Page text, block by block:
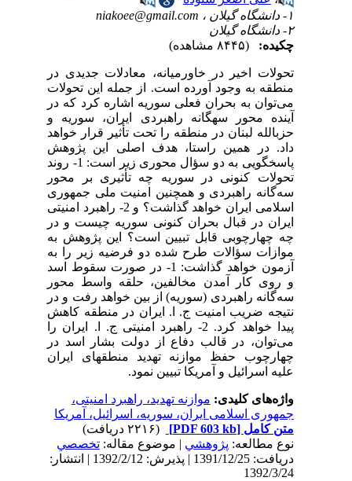
niakoee@gmail.com
چکیده:
تحولات اخیر در خاورمیانه، معادلات جدیدی در
منطقه به وجود آورده است. از جمله این تحولات
می‌توان به بحران فعلی سوریه اشاره کرد که در
آینده محور سهگانه راهبردی ایران، سوریه و
حزبالله لبنان در منطقه را تحت تأثیر قرار خواهد
داد. در همین راستا، هدف اصلی این پژوهش
پاسخگویی به دو سؤال محوری زیر است: 1- روند
تحولات کنونی در سوریه چه تأثیری بر محور
سه‌گانه راهبردی و همچنین امنیت ملی جمهوری
اسلامی ایران خواهد گذاشت؟ و 2- راهبرد امنیتی
ایران در قبال بحران کنونی سوریه چیست و در
چه چهارچوبی قابل تبیین است؟ این پژوهش به
موازات سؤالات طرح شده دو فرضیه زیر را به
آزمون خواهد گذاشت: 1- در صورت سقوط اسد
و روی کار آمدن مخالفین، حلقه واسط محور
سه‌گانه راهبردی (سوریه) از بین خواهد رفت و در
نتیجه ضریب امنیت ج. ا. ایران در منطقه کاهش
پیدا خواهد کرد. 2- راهبرد امنیتی ج. ا. ایران را
می‌توان، در قالب دفاع از دولت بشار اسد در
چهارچوب حفظ موازنه تهدید منطقهای ایران
علیه اسرائیل و آمریکا تبیین نمود.
واژه‌های کلیدی:موازنه تهدید، راهبرد امنیتی،
جمهوری اسلامی ایران، سوریه، اسرائیل، آمریکا
متن کامل[PDF 603 kb]
نوع مطالعه:پژوهشي| موضوع مقاله:تخصصي
دریافت: 1391/12/25 | پذیرش: 1392/2/12 | انتشار:
1392/3/24